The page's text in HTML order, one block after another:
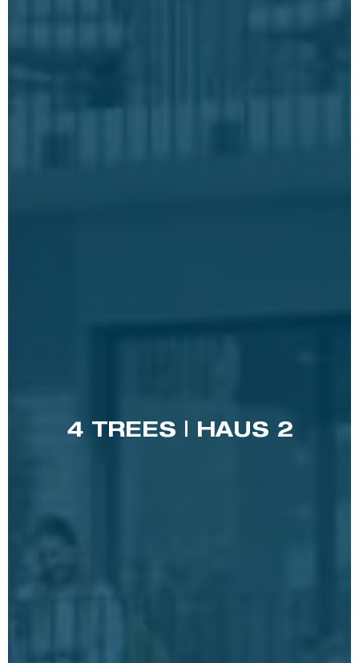
4 TREES | HAUS 2